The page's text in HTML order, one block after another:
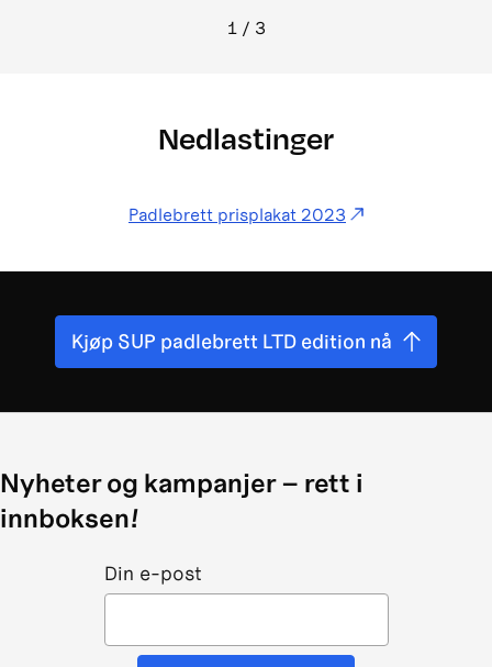
1/ 3
Nedlastinger
Padlebrett prisplakat 2023
Kjøp SUP padlebrett LTD edition nå
Nyheter og kampanjer – rett i
innboksen!
Din e-post